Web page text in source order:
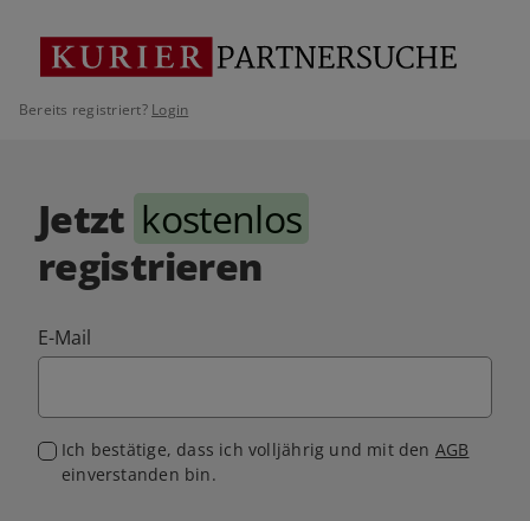
Bereits registriert? Login
Jetzt kostenlos
registrieren
E-Mail
Ich bestätige, dass ich volljährig und mit den AGB
einverstanden bin.